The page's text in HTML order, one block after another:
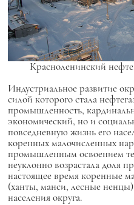
Красноленинский
Индустриальное развитие
силой которого стала
промышленность,
экономический, но и
повседневную жизнь его
коренных малочисленных
промышленным освоением
неуклонно возрастала доля
настоящее время коренные
(ханты, манси, лесные ненцы)
населения округа.